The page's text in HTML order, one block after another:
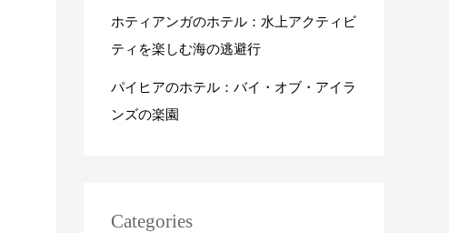
ホティアンガのホテル：水上アクティビ
ティを楽しむ海の逃避行
パイヒアのホテル：バイ・オブ・アイラ
ンズの楽園
Categories